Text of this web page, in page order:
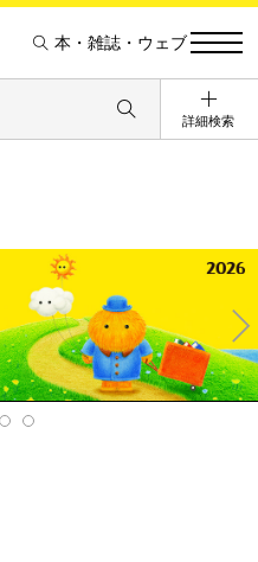
本・雑誌・ウェブ
詳細検索
Ne
xt